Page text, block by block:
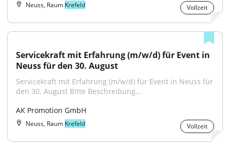
Neuss, Raum Krefeld Vollzeit
Servicekraft mit Erfahrung (m/w/d) für Event in
Neuss für den 30. August
Servicekraft mit Erfahrung (m/w/d) für Event in Neuss für
den 30. August Bitte Beschreibung...
AK Promotion GmbH
Neuss, Raum Krefeld Vollzeit